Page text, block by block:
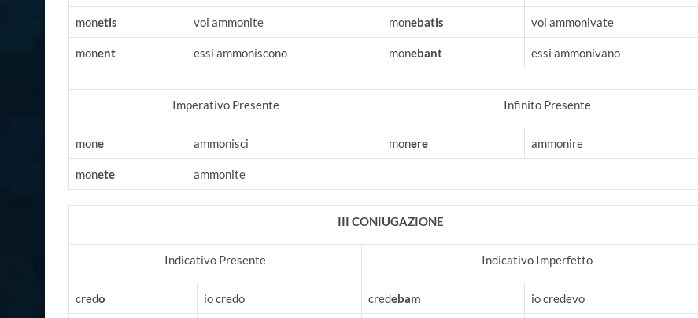
monetis voi ammonite monebatis voi ammonivate
monent essi ammoniscono monebant essi ammonivano
Imperativo Presente Infinito Presente
mone ammonisci monere ammonire
monete ammonite
III CONIUGAZIONE
Indicativo Presente Indicativo Imperfetto
credo io credo credebam io credevo